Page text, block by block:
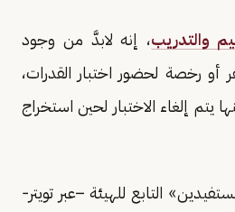
والتدريب، إنه لابدَّ من وجود
أو رخصة لحضور اختبار القدرات،
يتم إلغاء الاختبار لحين استخراج
التابع للهيئة –عبر تويتر-